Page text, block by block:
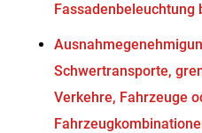
Fassadenbeleuchtung
Schwertransporte,
Verkehre, Fahrzeuge